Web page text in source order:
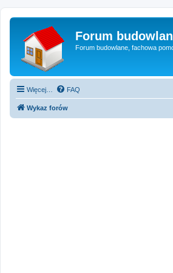
Forum
Forum budowlane, fachowa
Więcej… FAQ
Wykaz forów